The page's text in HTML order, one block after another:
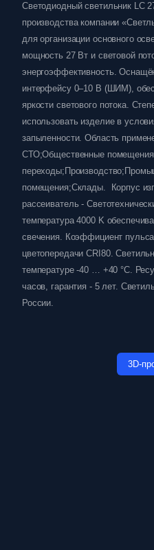
Светодиодный светильник LC
производства компании
для организации основного
мощность 27 Вт и световой
энергоэффективность.
интерфейсу 0–10 В (ШИМ),
яркости светового потока.
использовать изделие в
запыленности. Область
СТО;Общественные
помещения;Склады. Корпус
рассеиватель -
температура 4000 K
свечения. Коэффициент
цветопередачи CRI80.
температуре -40 … +40 °C.
часов, гарантия - 5 лет.
России.
3D-